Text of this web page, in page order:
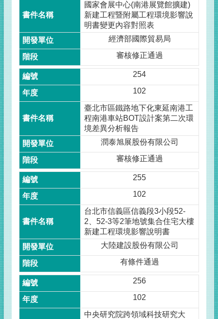
國家會展中心(南港展覽館擴建)
新建工程暨附屬工程環境影響說
明書變更內容對照表
經濟部國際貿易局
審核修正通過
254
102
臺北市區鐵路地下化東延南港工
程南港車站BOT設計案第二次環
境差異分析報告
潤泰旭展股份有限公司
審核修正通過
255
102
台北市信義區信義段3小段52-
2、52-3等2筆地號集合住宅大樓
新建工程環境影響說明書
大陸建設股份有限公司
有條件通過
256
102
中央研究院跨領域科技研究大